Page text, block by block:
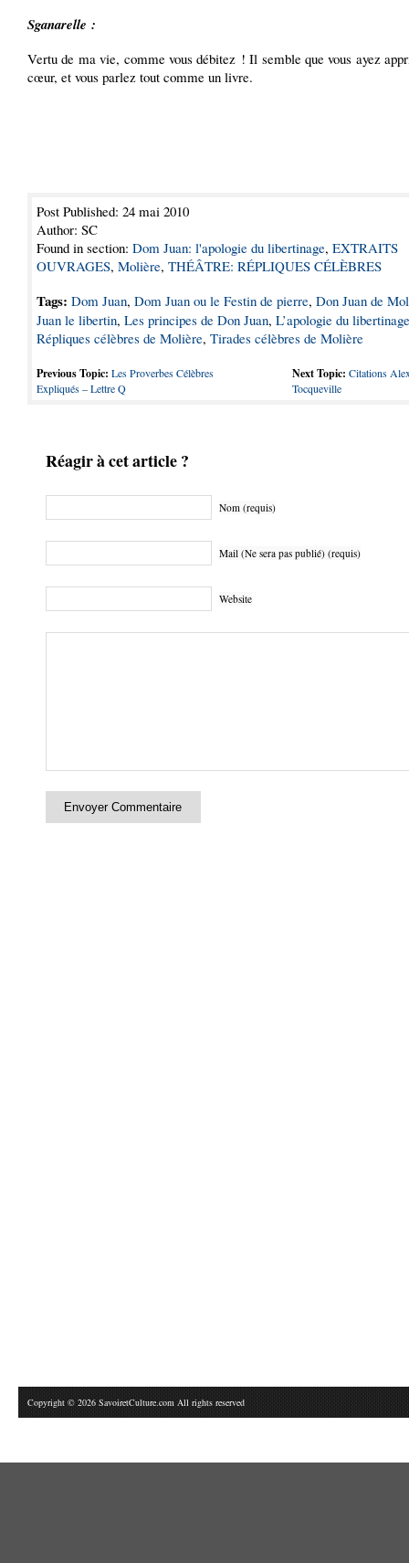
Sganarelle :
Vertu de ma vie, comme vous débitez ! Il semble que vous ayez
cœur, et vous parlez tout comme un livre.
Post Published: 24 mai 2010
Author: SC
Found in section: Dom Juan: l'apologie du libertinage, EXTRAITS
OUVRAGES, Molière, THÉÂTRE: RÉPLIQUES CÉLÈBRES
Tags: Dom Juan, Dom Juan ou le Festin de pierre, Don Juan de
Juan le libertin, Les principes de Don Juan, L’apologie du libertinage
Répliques célèbres de Molière, Tirades célèbres de Molière
Previous Topic: Les Proverbes Célèbres
Expliqués – Lettre Q
Next Topic: Citations
Tocqueville
Réagir à cet article ?
Nom (requis)
Mail (Ne sera pas publié) (requis)
Website
Copyright © 2026 SavoiretCulture.com All rights reserved